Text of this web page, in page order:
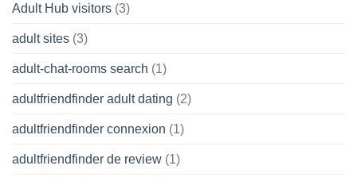
Adult Hub visitors (3)
adult sites (3)
adult-chat-rooms search (1)
adultfriendfinder adult dating (2)
adultfriendfinder connexion (1)
adultfriendfinder de review (1)